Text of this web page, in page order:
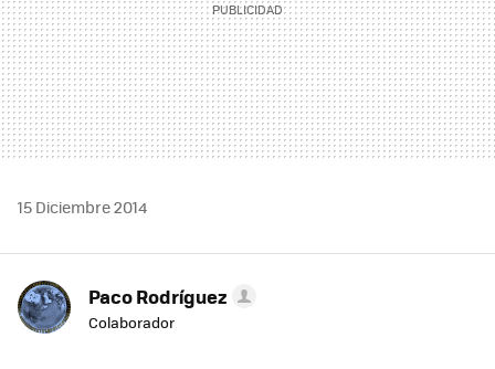
15 Diciembre 2014
Paco Rodríguez
Colaborador